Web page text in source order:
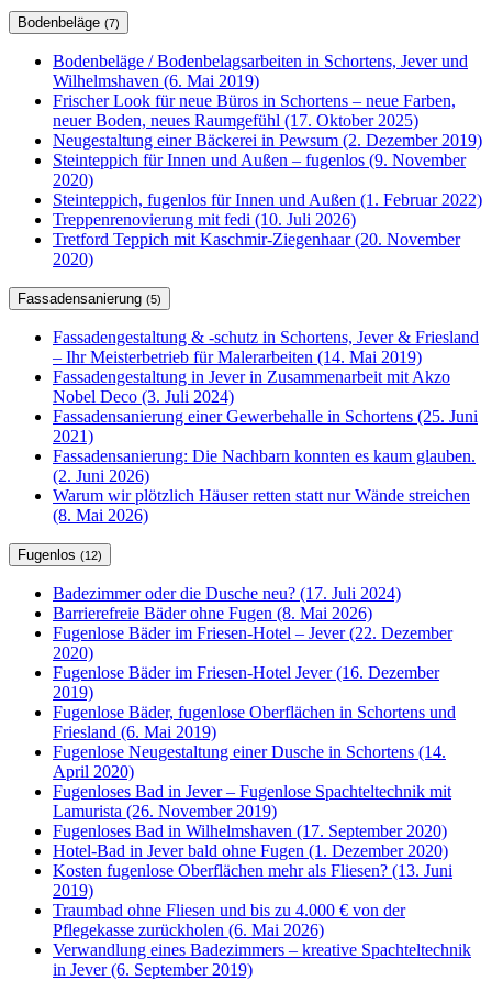
Bodenbeläge (7)
Bodenbeläge / Bodenbelagsarbeiten in Schortens, Jever und
Wilhelmshaven (6. Mai 2019)
Frischer Look für neue Büros in Schortens – neue Farben,
neuer Boden, neues Raumgefühl (17. Oktober 2025)
Neugestaltung einer Bäckerei in Pewsum (2. Dezember 2019)
Steinteppich für Innen und Außen – fugenlos (9. November
2020)
Steinteppich, fugenlos für Innen und Außen (1. Februar 2022)
Treppenrenovierung mit fedi (10. Juli 2026)
Tretford Teppich mit Kaschmir-Ziegenhaar (20. November
2020)
Fassadensanierung (5)
Fassadengestaltung & -schutz in Schortens, Jever & Friesland
– Ihr Meisterbetrieb für Malerarbeiten (14. Mai 2019)
Fassadengestaltung in Jever in Zusammenarbeit mit Akzo
Nobel Deco (3. Juli 2024)
Fassadensanierung einer Gewerbehalle in Schortens (25. Juni
2021)
Fassadensanierung: Die Nachbarn konnten es kaum glauben.
(2. Juni 2026)
Warum wir plötzlich Häuser retten statt nur Wände streichen
(8. Mai 2026)
Fugenlos (12)
Badezimmer oder die Dusche neu? (17. Juli 2024)
Barrierefreie Bäder ohne Fugen (8. Mai 2026)
Fugenlose Bäder im Friesen-Hotel – Jever (22. Dezember
2020)
Fugenlose Bäder im Friesen-Hotel Jever (16. Dezember
2019)
Fugenlose Bäder, fugenlose Oberflächen in Schortens und
Friesland (6. Mai 2019)
Fugenlose Neugestaltung einer Dusche in Schortens (14.
April 2020)
Fugenloses Bad in Jever – Fugenlose Spachteltechnik mit
Lamurista (26. November 2019)
Fugenloses Bad in Wilhelmshaven (17. September 2020)
Hotel-Bad in Jever bald ohne Fugen (1. Dezember 2020)
Kosten fugenlose Oberflächen mehr als Fliesen? (13. Juni
2019)
Traumbad ohne Fliesen und bis zu 4.000 € von der
Pflegekasse zurückholen (6. Mai 2026)
Verwandlung eines Badezimmers – kreative Spachteltechnik
in Jever (6. September 2019)